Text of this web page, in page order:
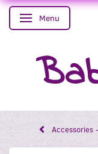
Skifte navigation
Menu
Accessories